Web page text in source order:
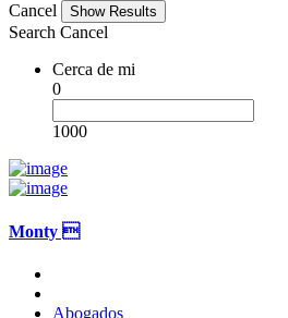
Cancel
Search Cancel
Cerca de mi
0
1000
Monty 
Abogados